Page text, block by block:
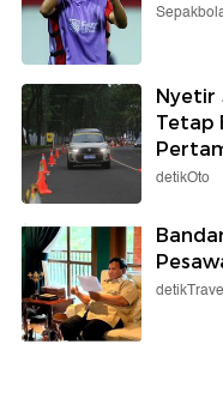
Nyetir
Tetap
detikOto